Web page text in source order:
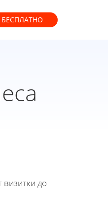
БЕСПЛАТНО
до